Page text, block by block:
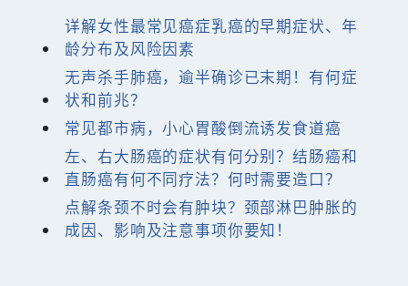
详解女性最常见癌症乳癌的早期症状、年
龄分布及风险因素
无声杀手肺癌，逾半确诊已末期！有何症
状和前兆？
常见都市病，小心胃酸倒流诱发食道癌
左、右大肠癌的症状有何分别？结肠癌和
直肠癌有何不同疗法？何时需要造口？
点解条颈不时会有肿块？颈部淋巴肿胀的
成因、影响及注意事项你要知！